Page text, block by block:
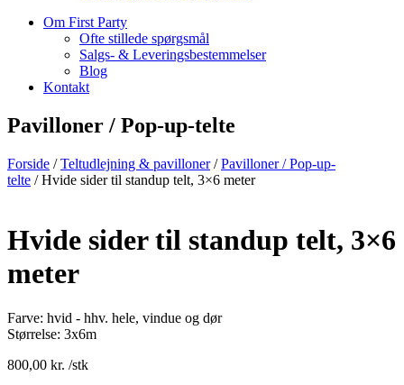
Om First Party
Ofte stillede spørgsmål
Salgs- & Leveringsbestemmelser
Blog
Kontakt
Pavilloner / Pop-up-telte
Forside /Teltudlejning & pavilloner/Pavilloner / Pop-up-
telte / Hvide sider til standup telt, 3×6 meter
Hvide sider til standup telt, 3×6
meter
Farve: hvid - hhv. hele, vindue og dør
Størrelse: 3x6m
800,00 kr. /stk